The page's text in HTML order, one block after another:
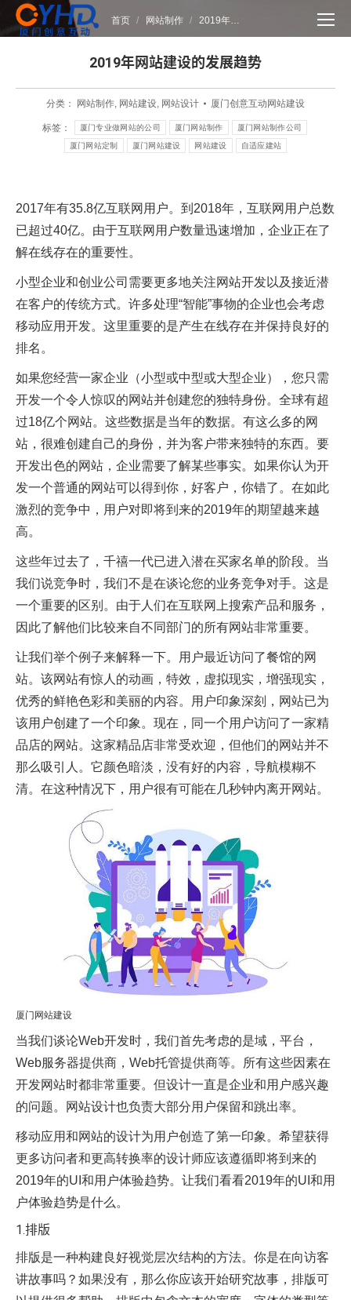
您在这里：
首页 网站制作 2019年…
2019年网站建设的发展趋势
分类： 网站制作, 网站建设, 网站设计 厦门创意互动网站建设
标签： 厦门专业做网站的公司 厦门网站制作 厦门网站制作公司
厦门网站定制 厦门网站建设 网站建设 自适应建站
2017年有35.8亿互联网用户。到2018年，互联网用户总数
已超过40亿。 由于互联网用户数量迅速增加，企业正在了
解在线存在的重要性。
小型企业和创业公司需要更多地关注网站开发以及接近潜
在客户的传统方式。许多处理“智能”事物的企业也会考虑
移动应用开发。这里重要的是产生在线存在并保持良好的
排名。
如果您经营一家企业（小型或中型或大型企业），您只需
开发一个令人惊叹的网站并创建您的独特身份。全球有超
过18亿个网站。这些数据是当年的数据。有这么多的网
站，很难创建自己的身份，并为客户带来独特的东西。要
开发出色的网站，企业需要了解某些事实。如果你认为开
发一个普通的网站可以得到你，好客户，你错了。在如此
激烈的竞争中，用户对即将到来的2019年的期望越来越
高。
这些年过去了，千禧一代已进入潜在买家名单的阶段。当
我们说竞争时，我们不是在谈论您的业务竞争对手。这是
一个重要的区别。由于人们在互联网上搜索产品和服务，
因此了解他们比较来自不同部门的所有网站非常重要。
让我们举个例子来解释一下。用户最近访问了餐馆的网
站。该网站有惊人的动画，特效，虚拟现实，增强现实，
优秀的鲜艳色彩和美丽的内容。用户印象深刻，网站已为
该用户创建了一个印象。现在，同一个用户访问了一家精
品店的网站。这家精品店非常受欢迎，但他们的网站并不
那么吸引人。它颜色暗淡，没有好的内容，导航模糊不
清。在这种情况下，用户很有可能在几秒钟内离开网站。
厦门网站建设
当我们谈论Web开发时，我们首先考虑的是域，平台，
Web服务器提供商，Web托管提供商等。所有这些因素在
开发网站时都非常重要。但设计一直是企业和用户感兴趣
的问题。网站设计也负责大部分用户保留和跳出率。
移动应用和网站的设计为用户创造了第一印象。希望获得
更多访问者和更高转换率的设计师应该遵循即将到来的
2019年的UI和用户体验趋势。让我们看看2019年的UI和用
户体验趋势是什么。
1.排版
排版是一种构建良好视觉层次结构的方法。你是在向访客
讲故事吗？如果没有，那么你应该开始研究故事，排版可